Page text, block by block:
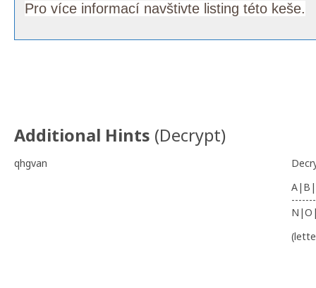
Pro více informací navštivte listing této keše.
Additional Hints (Decrypt)
qhgvan